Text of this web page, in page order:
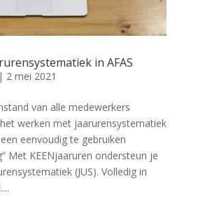
in AFAS
| 2 mei 2021
van alle medewerkers
werken met jaarurensystematiek
eenvoudig te gebruiken
Met KEENjaaruren ondersteun je
(JUS). Volledig in